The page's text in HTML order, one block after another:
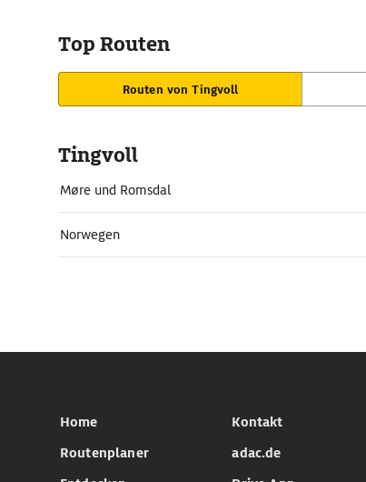
Top Routen
Routen von Tingvoll
Tingvoll
Møre und Romsdal
Norwegen
Home
Routenplaner
Kontakt
adac.de